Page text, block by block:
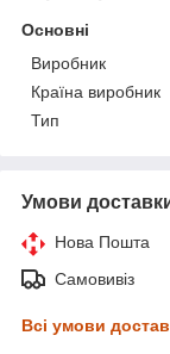
Основні
Виробник
Країна виробник
Тип
Умови
Нова Пошта
Самовивіз
Всі умови